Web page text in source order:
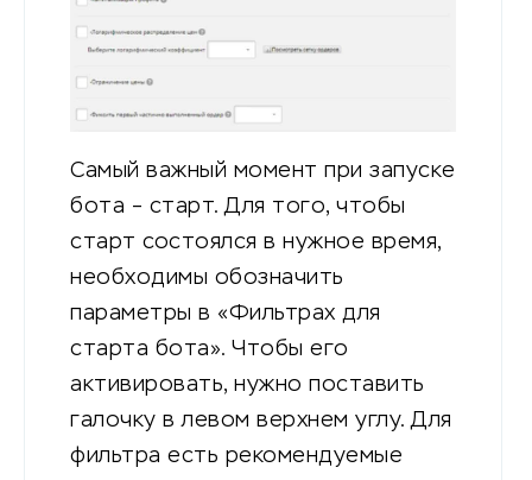
Самый важный момент при запуске
бота – старт. Для того, чтобы
старт состоялся в нужное время,
необходимы обозначить
параметры в «Фильтрах для
старта бота». Чтобы его
активировать, нужно поставить
галочку в левом верхнем углу. Для
фильтра есть рекомендуемые